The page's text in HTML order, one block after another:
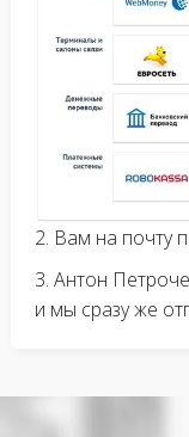
2. Вам на почту
3. Антон
и мы сразу же